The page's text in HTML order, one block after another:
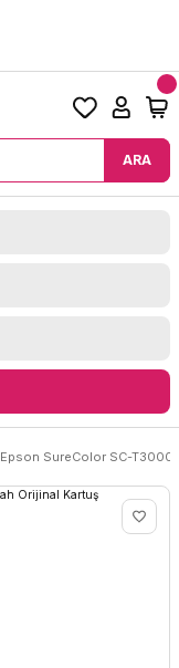
ARA
Epson SureColor SC-T3000